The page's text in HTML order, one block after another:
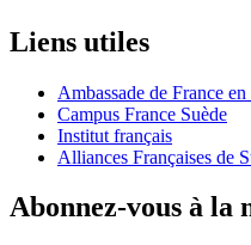
Liens utiles
Ambassade de France en
Campus France Suède
Institut français
Alliances Françaises de
Abonnez-vous à la